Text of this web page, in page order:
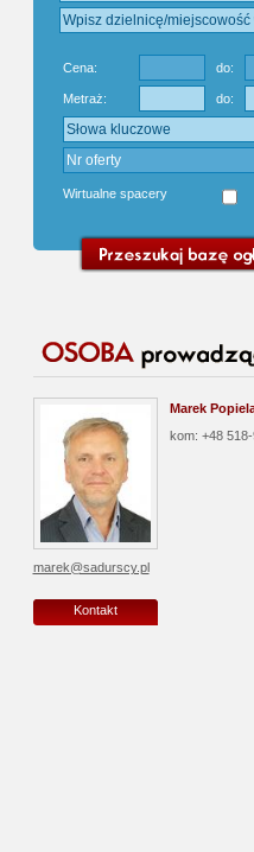
Cena: do:
Metraż: do:
Wirtualne spacery
Marek
kom: +48
marek@sadurscy.pl
Kontakt